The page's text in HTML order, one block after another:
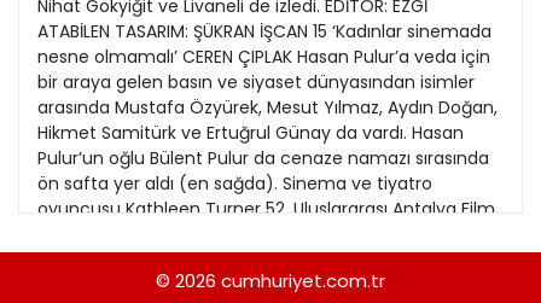
Sürdürülebilir yaşam
Turizm Eki
Yerel Yönetimler
1984
1983
1982
1981
1980
27
28
29
30
31
20
Nihat Gökyiğit ve Livaneli de izledi. EDİTÖR: EZGİ
ATABİLEN TASARIM: ŞÜKRAN İŞCAN 15 ‘Kadınlar sinemada
nesne olmamalı’ CEREN ÇIPLAK Hasan Pulur’a veda için
bir araya gelen basın ve siyaset dünyasından isimler
arasında Mustafa Özyürek, Mesut Yılmaz, Aydın Doğan,
Hikmet Samitürk ve Ertuğrul Günay da vardı. Hasan
Pulur’un oğlu Bülent Pulur da cenaze namazı sırasında
ön safta yer aldı (en sağda). Sinema ve tiyatro
oyuncusu Kathleen Turner 52. Uluslararası Antalya Film
Douglas’la birlikte oynadıkları ‘Amazon’da Fırtına’, ‘Nil’in
I·ncisi’ ve ‘Gu¨llerin Savas¸ı’ adlı filmlerle tanınan, 1980 ve
© 2026 cumhuriyet.com.tr